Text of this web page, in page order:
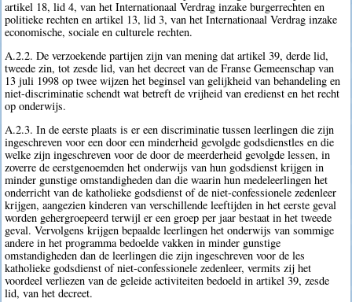
artikel 18, lid 4, van het Internationaal Verdrag inzake burgerrechten en
politieke rechten en artikel 13, lid 3, van het Internationaal Verdrag inzake
economische, sociale en culturele rechten.
A.2.2. De verzoekende partijen zijn van mening dat artikel 39, derde lid,
tweede zin, tot zesde lid, van het decreet van de Franse Gemeenschap van
13 juli 1998 op twee wijzen het beginsel van gelijkheid van behandeling en
niet-discriminatie schendt wat betreft de vrijheid van eredienst en het recht
op onderwijs.
A.2.3. In de eerste plaats is er een discriminatie tussen leerlingen die zijn
ingeschreven voor een door een minderheid gevolgde godsdienstles en die
welke zijn ingeschreven voor de door de meerderheid gevolgde lessen, in
zoverre de eerstgenoemden het onderwijs van hun godsdienst krijgen in
minder gunstige omstandigheden dan die waarin hun medeleerlingen het
onderricht van de katholieke godsdienst of de niet-confessionele zedenleer
krijgen, aangezien kinderen van verschillende leeftijden in het eerste geval
worden gehergroepeerd terwijl er een groep per jaar bestaat in het tweede
geval. Vervolgens krijgen bepaalde leerlingen het onderwijs van sommige
andere in het programma bedoelde vakken in minder gunstige
omstandigheden dan de leerlingen die zijn ingeschreven voor de les
katholieke godsdienst of niet-confessionele zedenleer, vermits zij het
voordeel verliezen van de geleide activiteiten bedoeld in artikel 39, zesde
lid, van het decreet.